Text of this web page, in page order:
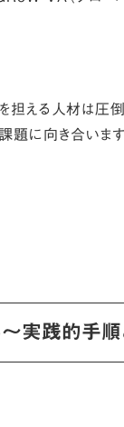
える人材は圧
題に向き合います
実践的手